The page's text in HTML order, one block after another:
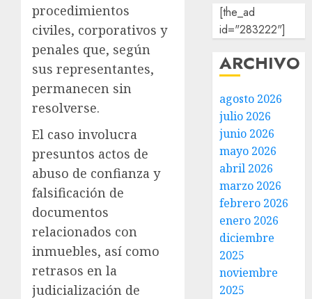
procedimientos
civiles, corporativos y
penales que, según
sus representantes,
permanecen sin
resolverse.
El caso involucra
presuntos actos de
abuso de confianza y
falsificación de
documentos
relacionados con
inmuebles, así como
retrasos en la
judicialización de
[the_ad
id="283222"]
ARCHIVO
agosto 2026
julio 2026
junio 2026
mayo 2026
abril 2026
marzo 2026
febrero 2026
enero 2026
diciembre
2025
noviembre
2025